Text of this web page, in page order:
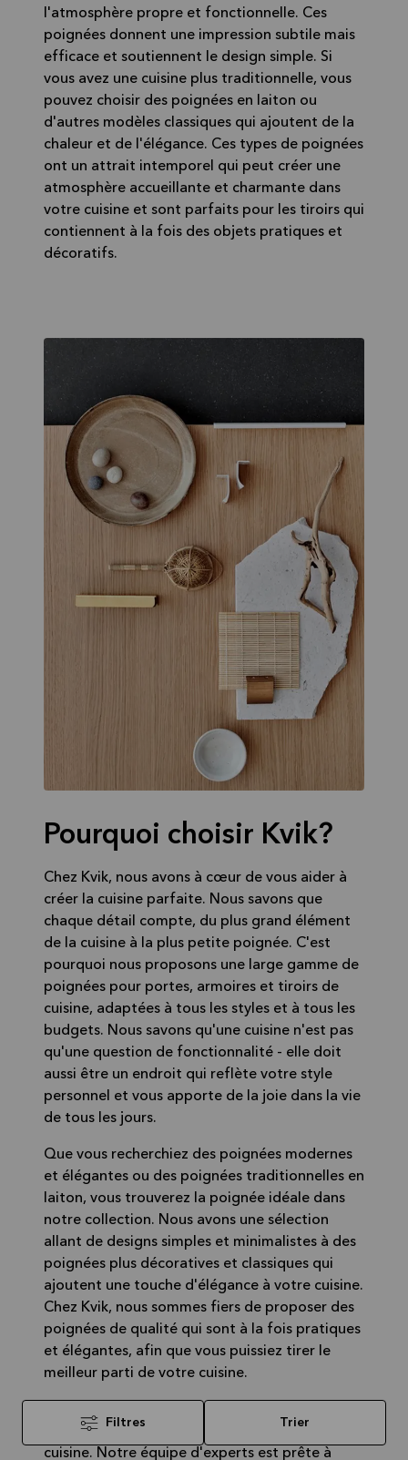
Filtres Trier
l'atmosphère propre et fonctionnelle. Ces
poignées donnent une impression subtile mais
efficace et soutiennent le design simple. Si
vous avez une cuisine plus traditionnelle, vous
pouvez choisir des poignées en laiton ou
d'autres modèles classiques qui ajoutent de la
chaleur et de l'élégance. Ces types de poignées
ont un attrait intemporel qui peut créer une
atmosphère accueillante et charmante dans
votre cuisine et sont parfaits pour les tiroirs qui
contiennent à la fois des objets pratiques et
décoratifs.
Pourquoi choisir Kvik?
Chez Kvik, nous avons à cœur de vous aider à
créer la cuisine parfaite. Nous savons que
chaque détail compte, du plus grand élément
de la cuisine à la plus petite poignée. C'est
pourquoi nous proposons une large gamme de
poignées pour portes, armoires et tiroirs de
cuisine, adaptées à tous les styles et à tous les
budgets. Nous savons qu'une cuisine n'est pas
qu'une question de fonctionnalité - elle doit
aussi être un endroit qui reflète votre style
personnel et vous apporte de la joie dans la vie
de tous les jours.
Que vous recherchiez des poignées modernes
et élégantes ou des poignées traditionnelles en
laiton, vous trouverez la poignée idéale dans
notre collection. Nous avons une sélection
allant de designs simples et minimalistes à des
poignées plus décoratives et classiques qui
ajoutent une touche d'élégance à votre cuisine.
Chez Kvik, nous sommes fiers de proposer des
poignées de qualité qui sont à la fois pratiques
et élégantes, afin que vous puissiez tirer le
meilleur parti de votre cuisine.
être sûr de faire le bon choix pour votre
cuisine. Notre équipe d'experts est prête à